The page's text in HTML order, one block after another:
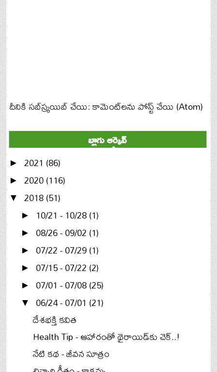
దీనికి సబ్‌స్క్రయిబ్ చేయి:కామెంట్‌లను పోస్ట్ చేయి (Atom)
బ్లాగు ఆర్కైవ్
► 2021 (86)
► 2020(116)
▼ 2018(51)
► 10/21 - 10/28(1)
► 08/26 - 09/02(1)
► 07/22 - 07/29(1)
► 07/15 - 07/22(2)
► 07/01 - 07/08(25)
▼ 06/24 - 07/01 (21)
దేశభక్తి కవిత
Health Tip - ఆహారంతో థైరాయిడ్‌కు చెక్..!
నేటి కథ - జీవన సూత్రం